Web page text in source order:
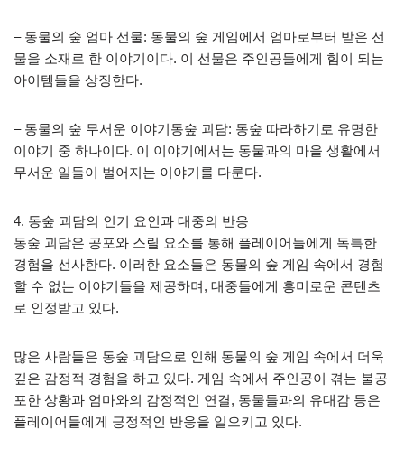
– 동물의 숲 엄마 선물: 동물의 숲 게임에서 엄마로부터 받은 선
물을 소재로 한 이야기이다. 이 선물은 주인공들에게 힘이 되는
아이템들을 상징한다.
– 동물의 숲 무서운 이야기동숲 괴담: 동숲 따라하기로 유명한
이야기 중 하나이다. 이 이야기에서는 동물과의 마을 생활에서
무서운 일들이 벌어지는 이야기를 다룬다.
4. 동숲 괴담의 인기 요인과 대중의 반응
동숲 괴담은 공포와 스릴 요소를 통해 플레이어들에게 독특한
경험을 선사한다. 이러한 요소들은 동물의 숲 게임 속에서 경험
할 수 없는 이야기들을 제공하며, 대중들에게 흥미로운 콘텐츠
로 인정받고 있다.
많은 사람들은 동숲 괴담으로 인해 동물의 숲 게임 속에서 더욱
깊은 감정적 경험을 하고 있다. 게임 속에서 주인공이 겪는 불공
포한 상황과 엄마와의 감정적인 연결, 동물들과의 유대감 등은
플레이어들에게 긍정적인 반응을 일으키고 있다.